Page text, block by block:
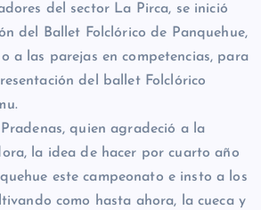
del sector La Pirca, se inició
del Ballet Folclórico de Panquehue,
a las parejas en competencias, para
del ballet Folclórico
quien agradeció a la
la idea de hacer por cuarto año
este campeonato e insto a los
como hasta ahora, la cueca y